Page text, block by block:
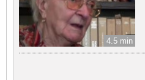
4.5 min